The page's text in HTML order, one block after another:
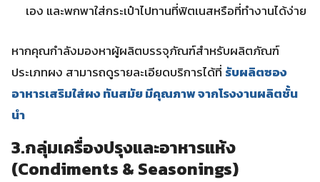
เอง และพกพาใส่กระเป๋าไปทานที่ฟิตเนสหรือที่ทำงานได้ง่าย
หากคุณกำลังมองหาผู้ผลิตบรรจุภัณฑ์สำหรับผลิตภัณฑ์
ประเภทผง สามารถดูรายละเอียดบริการได้ที่ รับผลิตซอง
อาหารเสริมใส่ผง ทันสมัย มีคุณภาพ จากโรงงานผลิตชั้น
นำ
3.กลุ่มเครื่องปรุงและอาหารแห้ง
(Condiments & Seasonings)